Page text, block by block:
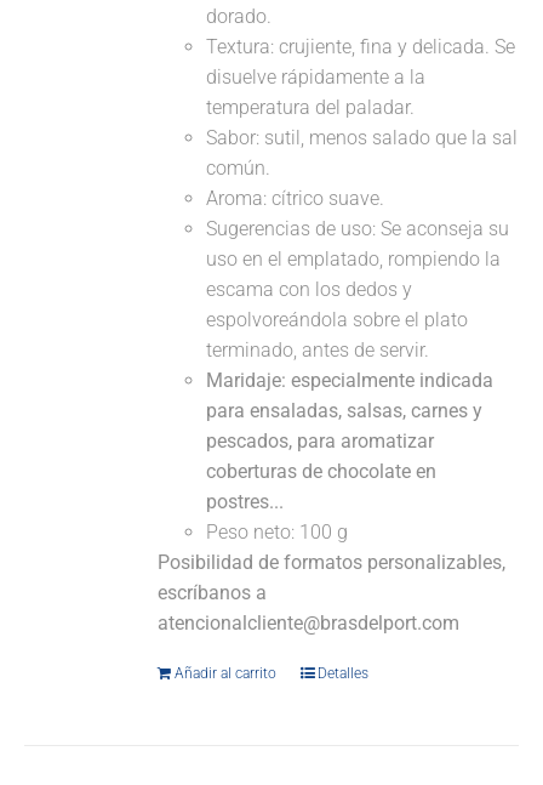
dorado.
Textura: crujiente, fina y delicada. Se
disuelve rápidamente a la
temperatura del paladar.
Sabor: sutil, menos salado que la sal
común.
Aroma: cítrico suave.
Sugerencias de uso: Se aconseja su
uso en el emplatado, rompiendo la
escama con los dedos y
espolvoreándola sobre el plato
terminado, antes de servir.
Maridaje: especialmente indicada
para ensaladas, salsas, carnes y
pescados, para aromatizar
coberturas de chocolate en
postres...
Peso neto: 100 g
Posibilidad de formatos personalizables,
escríbanos a
atencionalcliente@brasdelport.com
Añadir al carrito Detalles